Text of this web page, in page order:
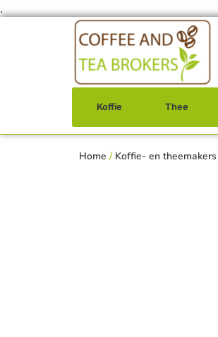
.
Koffie Thee
Home / Koffie- en theemakers